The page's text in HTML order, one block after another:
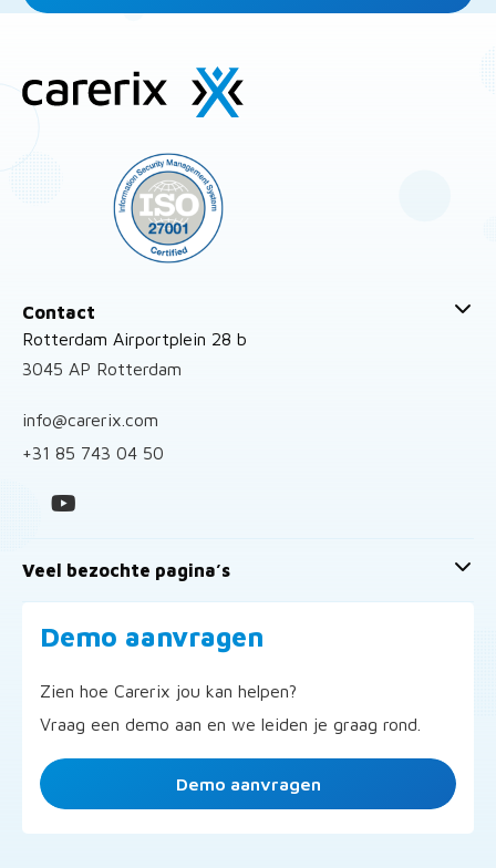
Site
footer
Contact
Rotterdam Airportplein 28 b
3045 AP Rotterdam
info@carerix.com
+31 85 743 04 50
Veel bezochte pagina’s
Demo aanvragen
Zien hoe Carerix jou kan helpen?
Vraag een demo aan en we leiden je graag rond.
Demo aanvragen